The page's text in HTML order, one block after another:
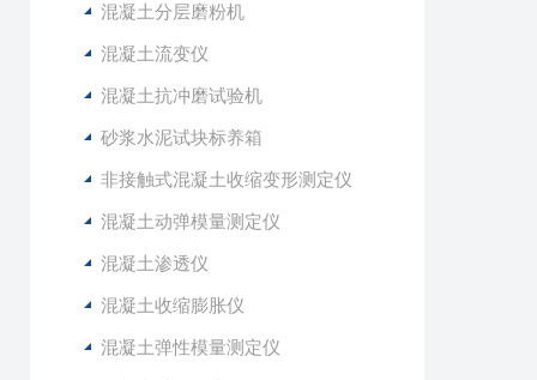
混凝土分层磨粉机
混凝土流变仪
混凝土抗冲磨试验机
砂浆水泥试块标养箱
非接触式混凝土收缩变形测定仪
混凝土动弹模量测定仪
混凝土渗透仪
混凝土收缩膨胀仪
混凝土弹性模量测定仪